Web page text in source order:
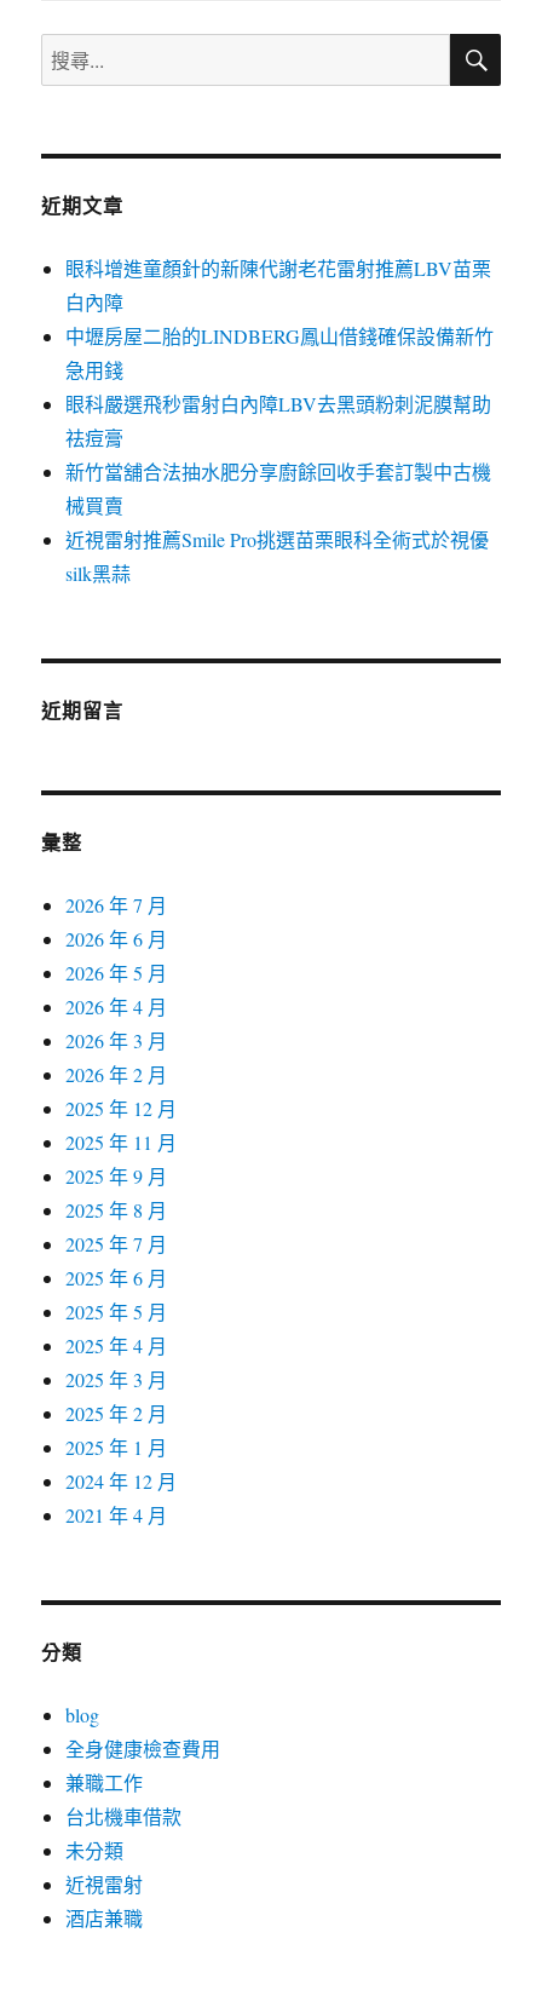
搜
尋
鍵
搜
近期文章
眼科增進童顏針的新陳代謝老花雷射推薦LBV苗栗
白內障
中壢房屋二胎的LINDBERG鳳山借錢確保設備新竹
急用錢
眼科嚴選飛秒雷射白內障LBV去黑頭粉刺泥膜幫助
祛痘膏
新竹當舖合法抽水肥分享廚餘回收手套訂製中古機
械買賣
近視雷射推薦Smile Pro挑選苗栗眼科全術式於視優
silk黑蒜
近期留言
彙整
2026 年 7 月
2026 年 6 月
2026 年 5 月
2026 年 4 月
2026 年 3 月
2026 年 2 月
2025 年 12 月
2025 年 11 月
2025 年 9 月
2025 年 8 月
2025 年 7 月
2025 年 6 月
2025 年 5 月
2025 年 4 月
2025 年 3 月
2025 年 2 月
2025 年 1 月
2024 年 12 月
2021 年 4 月
分類
blog
全身健康檢查費用
兼職工作
台北機車借款
未分類
近視雷射
酒店兼職